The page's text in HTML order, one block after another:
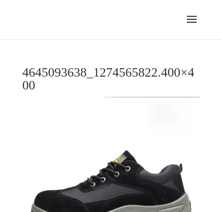
4645093638_1274565822.400×4
00